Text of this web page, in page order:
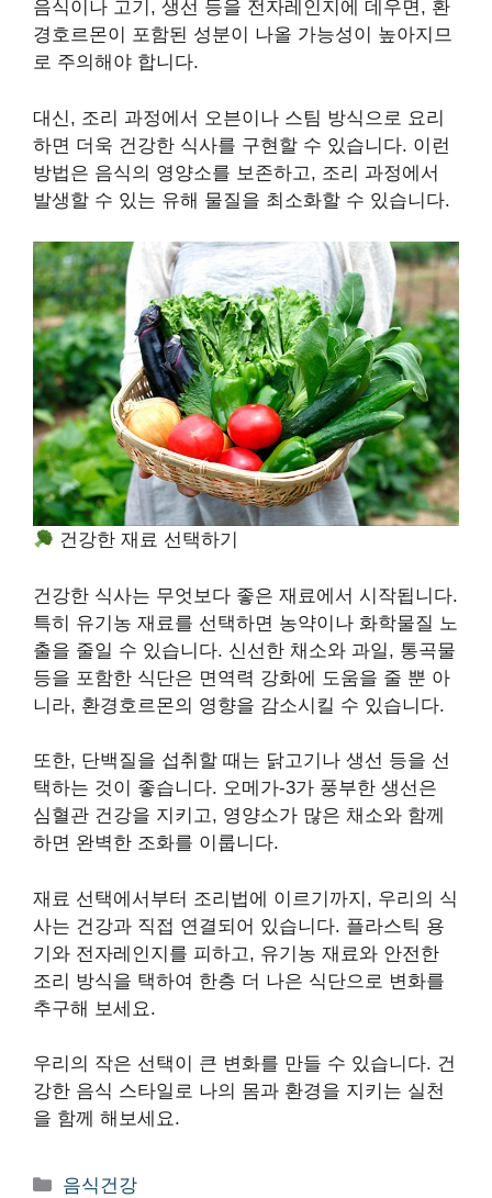
음식이나 고기, 생선 등을 전자레인지에 데우면, 환
경호르몬이 포함된 성분이 나올 가능성이 높아지므
로 주의해야 합니다.
대신, 조리 과정에서 오븐이나 스팀 방식으로 요리
하면 더욱 건강한 식사를 구현할 수 있습니다. 이런
방법은 음식의 영양소를 보존하고, 조리 과정에서
발생할 수 있는 유해 물질을 최소화할 수 있습니다.
건강한 재료 선택하기
건강한 식사는 무엇보다 좋은 재료에서 시작됩니다.
특히 유기농 재료를 선택하면 농약이나 화학물질 노
출을 줄일 수 있습니다. 신선한 채소와 과일, 통곡물
등을 포함한 식단은 면역력 강화에 도움을 줄 뿐 아
니라, 환경호르몬의 영향을 감소시킬 수 있습니다.
또한, 단백질을 섭취할 때는 닭고기나 생선 등을 선
택하는 것이 좋습니다. 오메가-3가 풍부한 생선은
심혈관 건강을 지키고, 영양소가 많은 채소와 함께
하면 완벽한 조화를 이룹니다.
재료 선택에서부터 조리법에 이르기까지, 우리의 식
사는 건강과 직접 연결되어 있습니다. 플라스틱 용
기와 전자레인지를 피하고, 유기농 재료와 안전한
조리 방식을 택하여 한층 더 나은 식단으로 변화를
추구해 보세요.
우리의 작은 선택이 큰 변화를 만들 수 있습니다. 건
강한 음식 스타일로 나의 몸과 환경을 지키는 실천
을 함께 해보세요.
카
음식건강